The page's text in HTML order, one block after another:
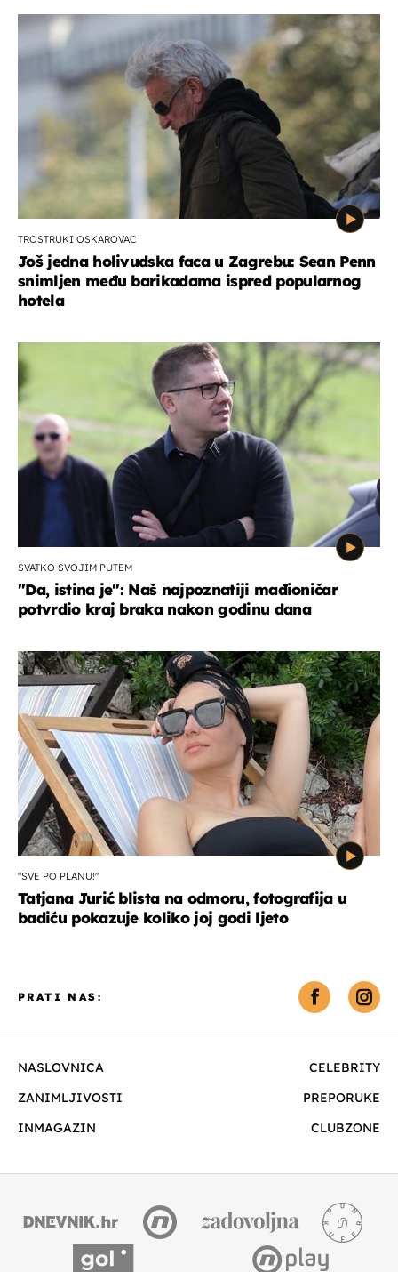
TROSTRUKI OSKAROVAC
Još jedna holivudska faca u Zagrebu: Sean Penn
snimljen među barikadama ispred popularnog
hotela
SVATKO SVOJIM PUTEM
"Da, istina je": Naš najpoznatiji mađioničar
potvrdio kraj braka nakon godinu dana
"SVE PO PLANU!"
Tatjana Jurić blista na odmoru, fotografija u
badiću pokazuje koliko joj godi ljeto
NASLOVNICA
CELEBRITY
ZANIMLJIVOSTI
PREPORUKE
INMAGAZIN
CLUBZONE
PRATI NAS: